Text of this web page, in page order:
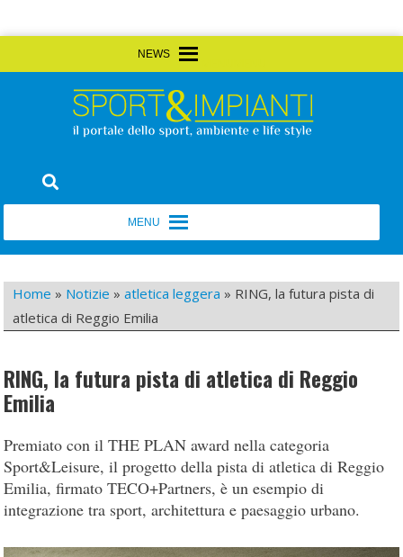
to
Sport&Impianti
Home » Notizie »atletica leggera » RING, la futura pista di
atletica di Reggio Emilia
RING, la futura pista di atletica di Reggio
Emilia
Premiato con il THE PLAN award nella categoria
Sport&Leisure, il progetto della pista di atletica di Reggio
Emilia, firmato TECO+Partners, è un esempio di
integrazione tra sport, architettura e paesaggio urbano.